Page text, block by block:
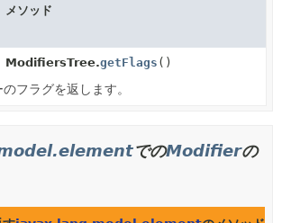
メソッド
ModifiersTree.getFlags ()
フラグを返します。
でのModifierの